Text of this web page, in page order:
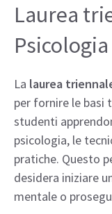
Laurea
Psicologia
La laurea
per fornire le basi
studenti
psicologia, le
pratiche. Questo
desidera iniziare
mentale o